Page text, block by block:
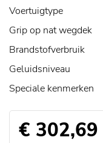
Voertuigtype
Grip op nat wegdek
Brandstofverbruik
Geluidsniveau
Speciale kenmerken
€ 302,69